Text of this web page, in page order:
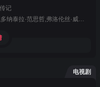
记
Lady,Gaga,马克·容森,多纳泰拉·范思哲,弗洛伦丝·威尔奇
电视剧